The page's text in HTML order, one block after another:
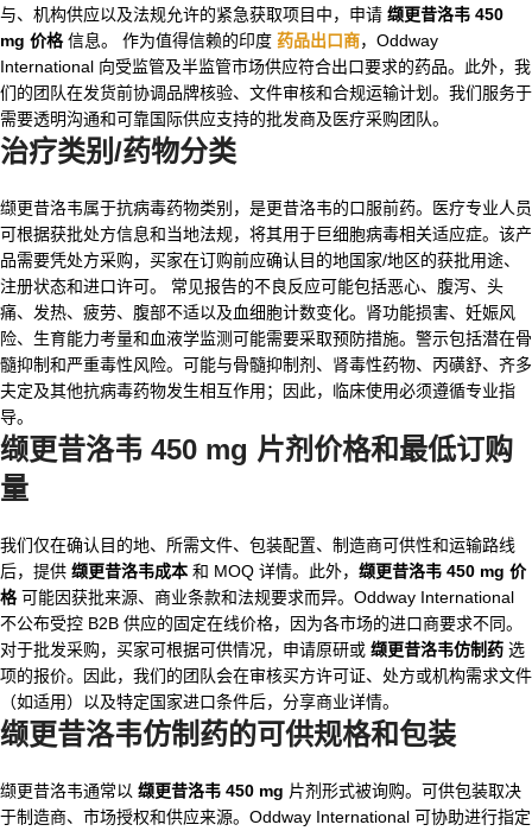
与、机构供应以及法规允许的紧急获取项目中，申请 缬更昔洛韦 450
mg 价格信息。 作为值得信赖的印度 药品出口商，Oddway
International 向受监管及半监管市场供应符合出口要求的药品。此外，我
们的团队在发货前协调品牌核验、文件审核和合规运输计划。我们服务于
需要透明沟通和可靠国际供应支持的批发商及医疗采购团队。
治疗类别/药物分类
缬更昔洛韦属于抗病毒药物类别，是更昔洛韦的口服前药。医疗专业人员
可根据获批处方信息和当地法规，将其用于巨细胞病毒相关适应症。该产
品需要凭处方采购，买家在订购前应确认目的地国家/地区的获批用途、
注册状态和进口许可。 常见报告的不良反应可能包括恶心、腹泻、头
痛、发热、疲劳、腹部不适以及血细胞计数变化。肾功能损害、妊娠风
险、生育能力考量和血液学监测可能需要采取预防措施。警示包括潜在骨
髓抑制和严重毒性风险。可能与骨髓抑制剂、肾毒性药物、丙磺舒、齐多
夫定及其他抗病毒药物发生相互作用；因此，临床使用必须遵循专业指
导。
缬更昔洛韦 450 mg 片剂价格和最低订购
量
我们仅在确认目的地、所需文件、包装配置、制造商可供性和运输路线
后，提供 缬更昔洛韦成本 和 MOQ 详情。此外， 缬更昔洛韦 450 mg 价
格可能因获批来源、商业条款和法规要求而异。Oddway International
不公布受控 B2B 供应的固定在线价格，因为各市场的进口商要求不同。
对于批发采购，买家可根据可供情况，申请原研或 缬更昔洛韦仿制药 选
项的报价。因此，我们的团队会在审核买方许可证、处方或机构需求文件
（如适用）以及特定国家进口条件后，分享商业详情。
缬更昔洛韦仿制药的可供规格和包装
缬更昔洛韦通常以 缬更昔洛韦 450 mg 片剂形式被询购。可供包装取决
于制造商、市场授权和供应来源。Oddway International 可协助进行指定